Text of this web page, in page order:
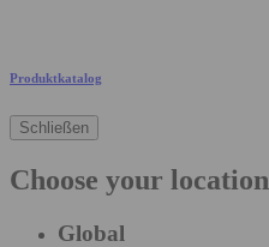
Produktkatalog
Schließen
Choose your location
Global